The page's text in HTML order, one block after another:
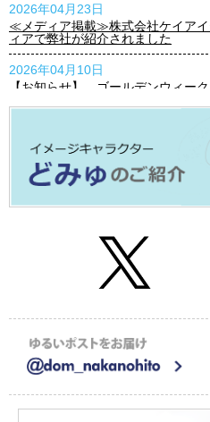
2026年04月23日
≪メディア掲載≫株式会社ケイア
ィアで弊社が紹介されました
2026年04月10日
【お知らせ】 ゴールデンウィー
【お知らせ】3月25日(水)『プレミ
2026年01月09日
≪メディア掲載≫株式会社
紹介されました！
2026年01月05日
【お知らせ】新年のご挨拶2026
2025年12月15日
2025年08月20日
サイト一部リニューアルのお知らせ
運営するするメディアで紹介され